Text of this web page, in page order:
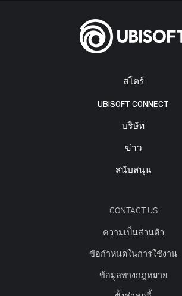
สโตร์
UBISOFT CONNECT
บริษัท
ข่าว
สนับสนุน
CONTACT US
ความเป็นส่วนตัว
ข้อกำหนดในการใช้งาน
ข้อมูลทางกฎหมาย